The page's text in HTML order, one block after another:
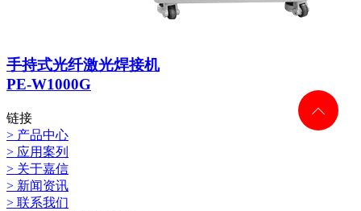
手持式光纤激光焊接机
PE-W1000G
链接
> 产品中心
> 应用案列
> 关于嘉信
> 新闻资讯
> 联系我们